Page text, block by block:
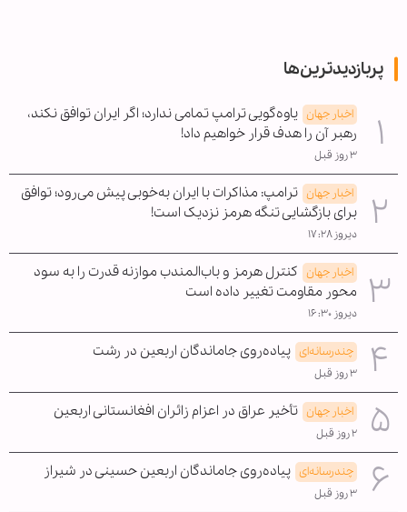
پربازدیدترین‌ها
اخبار جهان یاوه‌گویی ترامپ تمامی ندارد؛ اگر ایران توافق نکند،
رهبر آن را هدف قرار خواهیم داد!
۳ روز قبل
اخبار جهان ترامپ: مذاکرات با ایران به‌خوبی پیش می‌رود؛ توافق
برای بازگشایی تنگه هرمز نزدیک است!
دیروز ۱۷:۲۸
اخبار جهان کنترل هرمز و باب‌المندب موازنه قدرت را به سود
محور مقاومت تغییر داده است
دیروز ۱۶:۳۰
چندرسانه‌ای پیاده‌روی جاماندگان اربعین در رشت
۳ روز قبل
اخبار جهان تأخیر عراق در اعزام زائران افغانستانی اربعین
۲ روز قبل
چندرسانه‌ای پیاده‌روی جاماندگان اربعین حسینی در شیراز
۳ روز قبل